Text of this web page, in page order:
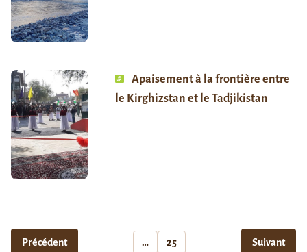
Apaisement à la frontière entre
le Kirghizstan et le Tadjikistan
Précédent … 25 Suivant